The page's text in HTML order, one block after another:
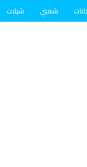
شعبي شيلات